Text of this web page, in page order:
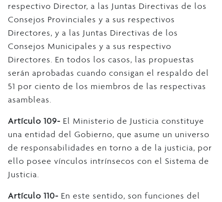
respectivo Director, a las Juntas Directivas de los
Consejos Provinciales y a sus respectivos
Directores, y a las Juntas Directivas de los
Consejos Municipales y a sus respectivo
Directores. En todos los casos, las propuestas
serán aprobadas cuando consigan el respaldo del
51 por ciento de los miembros de las respectivas
asambleas.
Artículo 109- El Ministerio de Justicia constituye
una entidad del Gobierno, que asume un universo
de responsabilidades en torno a de la justicia, por
ello posee vínculos intrínsecos con el Sistema de
Justicia.
Artículo 110- En este sentido, son funciones del